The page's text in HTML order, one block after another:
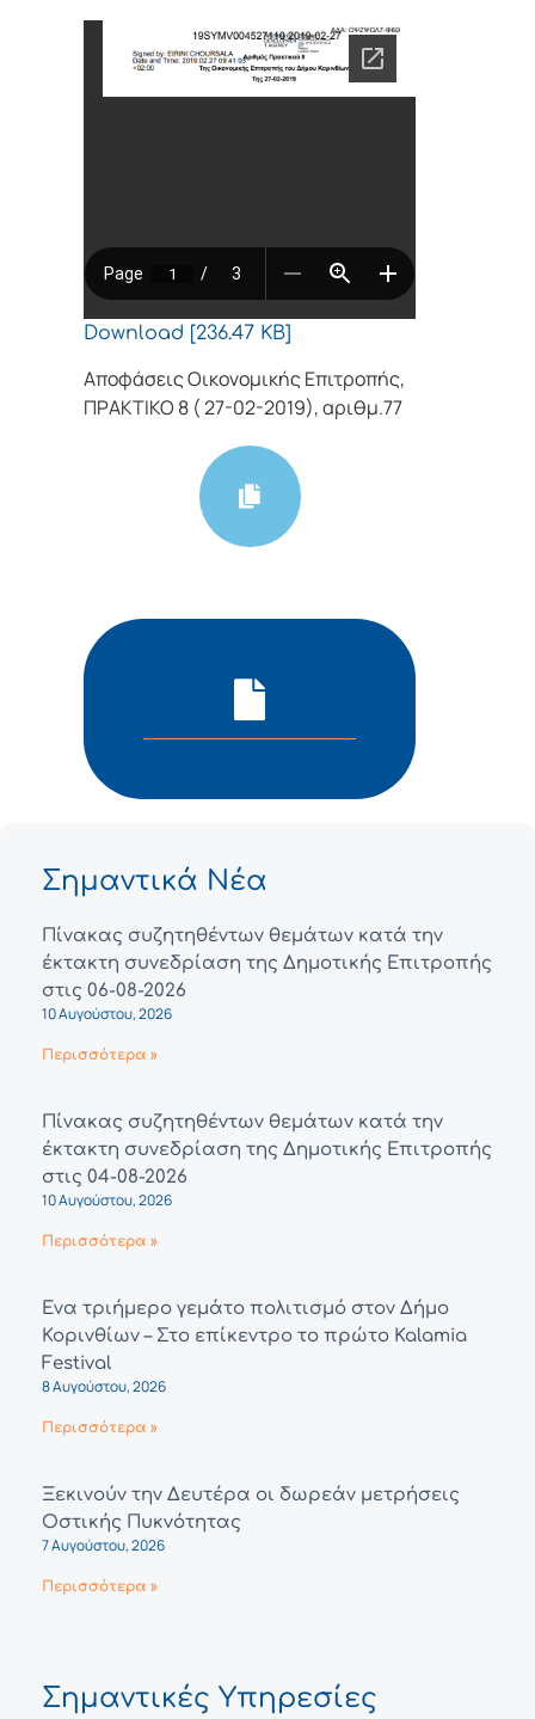
Download [236.47 KB]
Αποφάσεις Οικονομικής Επιτροπής,
ΠΡΑΚΤΙΚΟ 8 ( 27-02-2019), αριθμ.77
Σημαντικά Νέα
Πίνακας συζητηθέντων θεμάτων κατά την
έκτακτη συνεδρίαση της Δημοτικής Επιτροπής
στις 06-08-2026
10 Αυγούστου, 2026
Περισσότερα »
Πίνακας συζητηθέντων θεμάτων κατά την
έκτακτη συνεδρίαση της Δημοτικής Επιτροπής
στις 04-08-2026
10 Αυγούστου, 2026
Περισσότερα »
Ένα τριήμερο γεμάτο πολιτισμό στον Δήμο
Κορινθίων – Στο επίκεντρο το πρώτο Kalamia
Festival
8 Αυγούστου, 2026
Περισσότερα »
Ξεκινούν την Δευτέρα οι δωρεάν μετρήσεις
Οστικής Πυκνότητας
7 Αυγούστου, 2026
Περισσότερα »
Σημαντικές Υπηρεσίες